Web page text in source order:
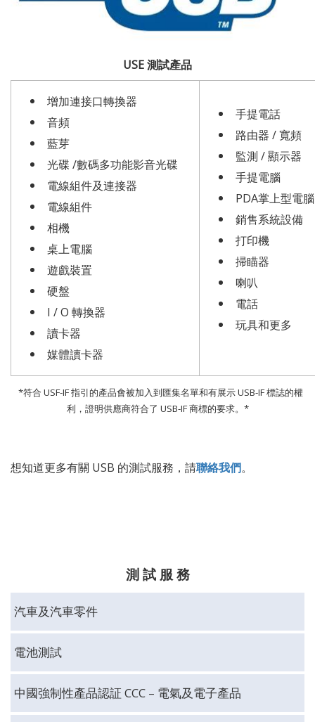
USE 測試產品
增加連接口轉換器
音頻
藍芽
光碟 /數碼多功能影音光碟
電線組件及連接器
電線組件
相機
桌上電腦
遊戲裝置
硬盤
I / O 轉換器
讀卡器
媒體讀卡器
手提電話
路由器 / 寬頻
監測 / 顯示器
手提電腦
PDA掌上型電腦
銷售系統設備
打印機
掃瞄器
喇叭
電話
玩具和更多
*符合 USF-IF 指引的產品會被加入到匯集名單和有展示 USB-IF 標誌的權
利，證明供應商符合了 USB-IF 商標的要求。*
想知道更多有關 USB 的測試服務， 請聯絡我們。
測 試 服 務
汽車及汽車零件
電池測試
中國強制性產品認証 CCC – 電氣及電子產品